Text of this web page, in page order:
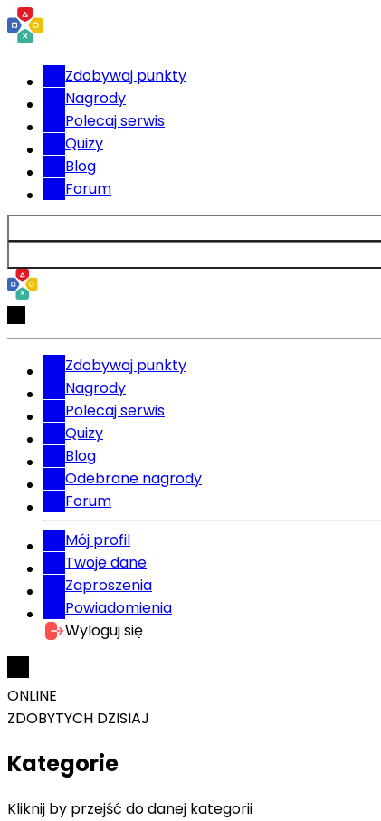
Zdobywaj punkty
Nagrody
Polecaj serwis
Quizy
Blog
Forum
Zdobywaj punkty
Nagrody
Polecaj serwis
Quizy
Blog
Odebrane nagrody
Forum
Mój profil
Twoje dane
Zaproszenia
Powiadomienia
Wyloguj się
ONLINE
ZDOBYTYCH DZISIAJ
Kategorie
Kliknij by przejść do danej kategorii